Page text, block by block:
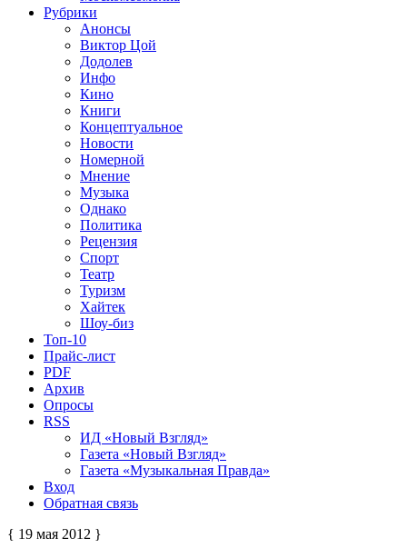
Рубрики
Анонсы
Виктор Цой
Додолев
Инфо
Кино
Книги
Концептуальное
Новости
Номерной
Мнение
Музыка
Однако
Политика
Рецензия
Спорт
Театр
Туризм
Хайтек
Шоу-биз
Топ-10
Прайс-лист
PDF
Архив
Опросы
RSS
ИД «Новый Взгляд»
Газета «Новый Взгляд»
Газета «Музыкальная Правда»
Вход
Обратная связь
{ 19 мая 2012 }